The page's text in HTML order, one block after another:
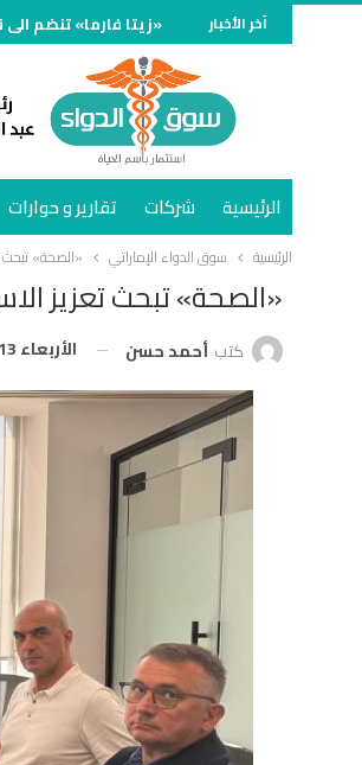
آخر الأخبار «زيتا فارما» تنضم الى قائمة الـ30 شركة الأعلى مبيعًا في سوق الدواء
الرئيسية شركات تقارير و حوارات
الرئيسية سوق الدواء الإماراتي «الصحة»
«الصحة» تبحث تعزيز
كتب أحمد حسن الأربعاء 13 أغسطس, 2025 4:01 م